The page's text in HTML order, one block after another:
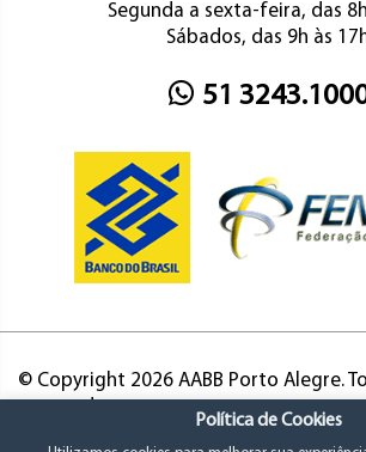
Segunda a sexta-feira, das
Sábados, das 9h às
51
© Copyright 2026 AABB Porto Alegre.
Política de Cookies